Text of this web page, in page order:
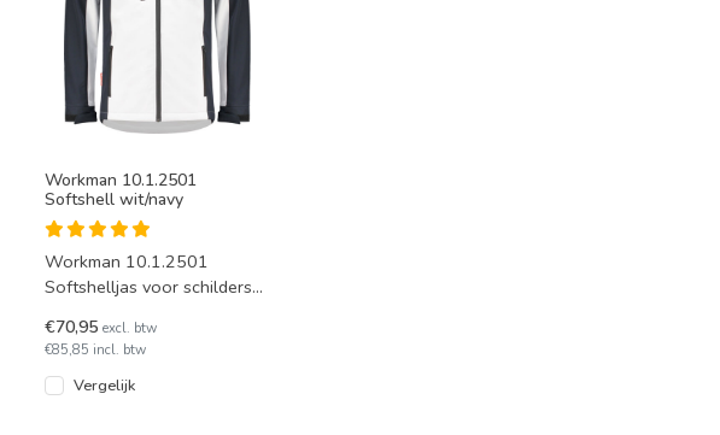
Workman 10.1.2501
Softshell wit/navy
Workman 10.1.2501
Softshelljas voor schilders
wit met marineblauw boven
d
€70,95 excl. btw
€85,85 incl. btw
Vergelijk